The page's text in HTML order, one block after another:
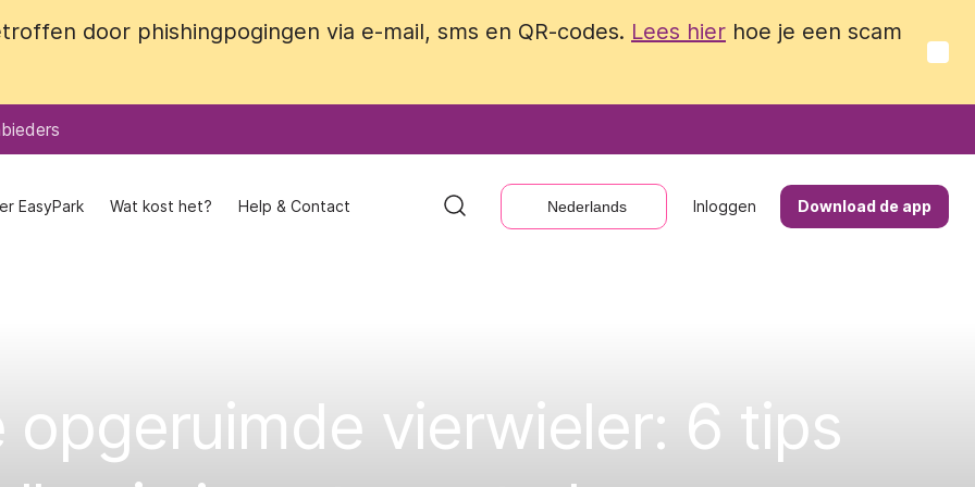
door phishingpogingen via e-mail, sms en QR-codes. Lees hier hoe je een scam
EasyPark Wat kost het? Help & Contact Nederlands Inloggen Download de app
door phishingpogingen via e-mail, sms en QR-codes. Lees hier hoe je een scam
EasyPark Wat kost het? Help & Contact Nederlands Inloggen Download de app
opgeruimde vierwieler: 6 tips